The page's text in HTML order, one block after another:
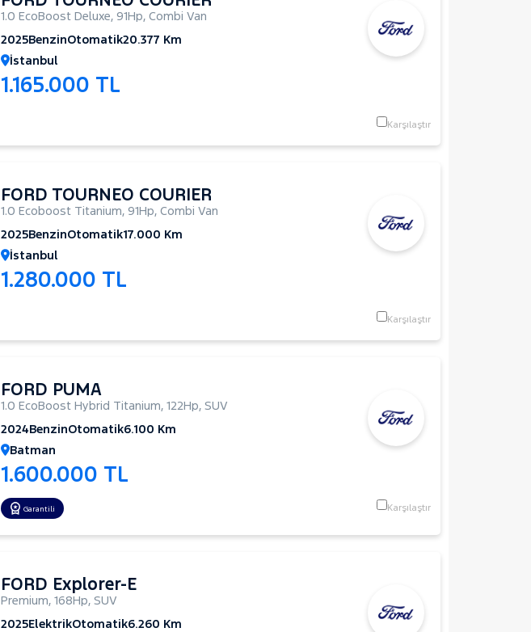
1.0 EcoBoost Deluxe, 91Hp, Combi Van
2025BenzinOtomatik20.377 Km
İstanbul
1.165.000 TL
Karşılaştır
FORD TOURNEO COURIER
1.0 Ecoboost Titanium, 91Hp, Combi Van
2025BenzinOtomatik17.000 Km
İstanbul
1.280.000 TL
Karşılaştır
FORD PUMA
1.0 EcoBoost Hybrid Titanium, 122Hp, SUV
2024BenzinOtomatik6.100 Km
Batman
1.600.000 TL
Garantili Karşılaştır
FORD Explorer-E
Premium, 168Hp, SUV
2025ElektrikOtomatik6.260 Km